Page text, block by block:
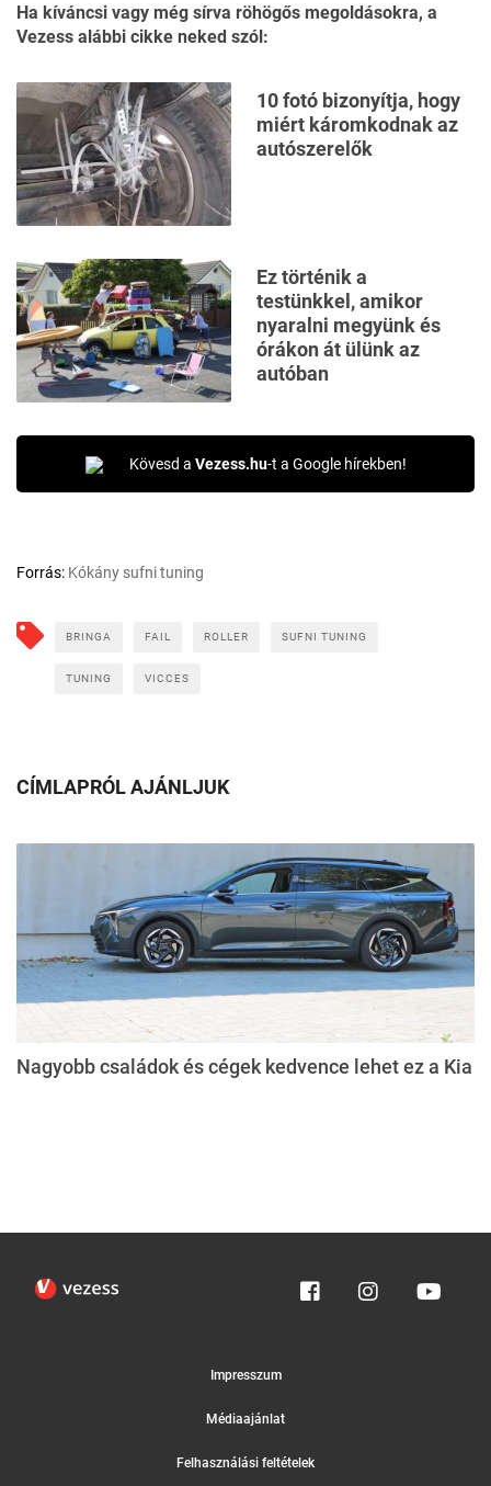
Ha kíváncsi vagy még sírva röhögős megoldásokra, a
Vezess alábbi cikke neked szól:
10 fotó bizonyítja, hogy
miért káromkodnak az
autószerelők
Ez történik a
testünkkel, amikor
nyaralni megyünk és
órákon át ülünk az
autóban
Kövesd a Vezess.hu-t a Google hírekben!
Forrás: Kókány sufni tuning
BRINGA FAIL ROLLER SUFNI TUNING
TUNING VICCES
CÍMLAPRÓL AJÁNLJUK
Nagyobb családok és cégek kedvence lehet ez a Kia
Impresszum
Médiaajánlat
Felhasználási feltételek